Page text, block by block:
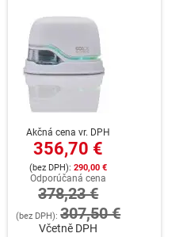
Akčná cena vr. DPH
356,70 €
290,00 €
Odporúčaná cena
378,23 €
307,50 €
Včetně DPH